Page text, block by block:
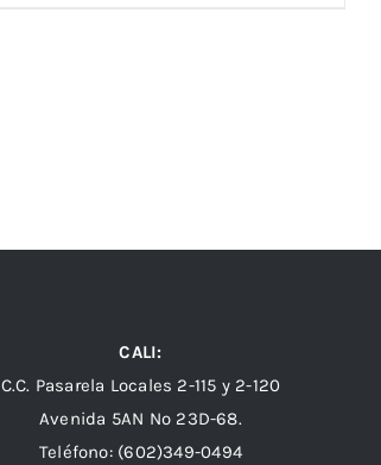
CALI:
C.C. Pasarela Locales 2-115 y 2-120
Avenida 5AN Nº 23D-68.
Teléfono: (602)349-0494